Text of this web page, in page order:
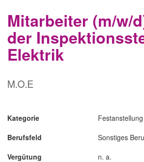
Mitarbeiter (m/w/
der
Elektrik
M.O.E
Kategorie
Berufsfeld
Vergütung
Festanstellung
Sonstiges
n. a.